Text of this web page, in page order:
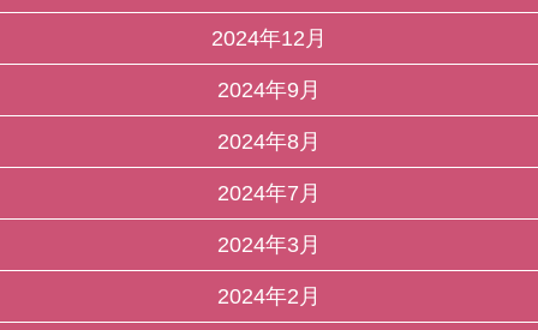
2024年12月
2024年9月
2024年8月
2024年7月
2024年3月
2024年2月